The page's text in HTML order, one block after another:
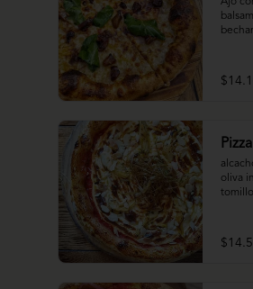
oliva